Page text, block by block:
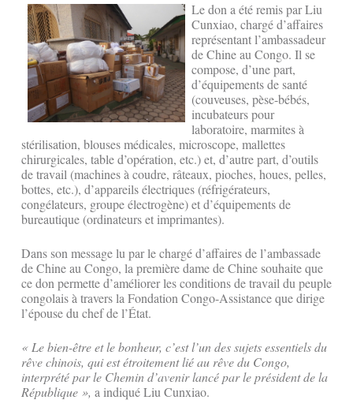
Le don a été remis par Liu
Cunxiao, chargé d’affaires
représentant l’ambassadeur
de Chine au Congo. Il se
compose, d’une part,
d’équipements de santé
(couveuses, pèse-bébés,
incubateurs pour
laboratoire, marmites à
stérilisation, blouses médicales, microscope, mallettes
chirurgicales, table d’opération, etc.) et, d’autre part, d’outils
de travail (machines à coudre, râteaux, pioches, houes, pelles,
bottes, etc.), d’appareils électriques (réfrigérateurs,
congélateurs, groupe électrogène) et d’équipements de
bureautique (ordinateurs et imprimantes).
Dans son message lu par le chargé d’affaires de l’ambassade
de Chine au Congo, la première dame de Chine souhaite que
ce don permette d’améliorer les conditions de travail du peuple
congolais à travers la Fondation Congo-Assistance que dirige
l’épouse du chef de l’État.
« Le bien-être et le bonheur, c’est l’un des sujets essentiels du
rêve chinois, qui est étroitement lié au rêve du Congo,
interprété par le Chemin d’avenir lancé par le président de la
République », a indiqué Liu Cunxiao.